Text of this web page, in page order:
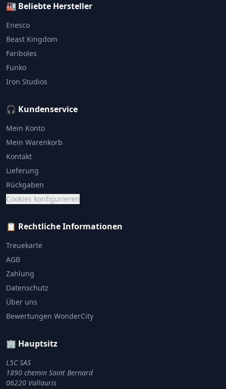
🏭 Beliebte Hersteller
Enesco
Beast Kingdom
Fariboles
Funko
Iron Studios
🎧 Kundenservice
Mein Konto
Mein Warenkorb
Kontakt
Lieferung
Rückgaben
Cookies konfigurieren
📋 Rechtliche Informationen
Treuekarte
AGB
Zahlung
Datenschutz
Über uns
Bewertungen WonderCity
🏢 Hauptsitz
L5C SAS
1890 chemin Saint Bernard
06220 Vallauris